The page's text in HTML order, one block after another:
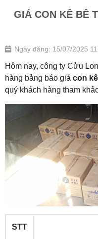
GIÁ CON KÊ BÊ
Ngày đăng: 15/07/2025
Hôm nay, công ty Cửu
hàng bảng báo giá con
quý khách hàng tham
STT